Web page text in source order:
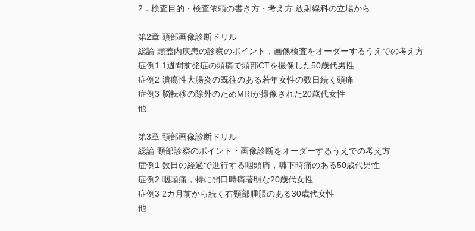
2．検査目的・検査依頼の書き方・考え方 放射線科の立場から
第2章 頭部画像診断ドリル
総論 頭蓋内疾患の診察のポイント，画像検査をオーダーするうえでの考え方
症例1 1週間前発症の頭痛で頭部CTを撮像した50歳代男性
症例2 潰瘍性大腸炎の既往のある若年女性の数日続く頭痛
症例3 脳転移の除外のためMRIが撮像された20歳代女性
他
第3章 頸部画像診断ドリル
総論 頸部診察のポイント・画像診断をオーダーするうえでの考え方
症例1 数日の経過で進行する咽頭痛，嚥下時痛のある50歳代男性
症例2 咽頭痛，特に開口時痛著明な20歳代女性
症例3 2カ月前から続く右頸部腫脹のある30歳代女性
他